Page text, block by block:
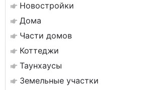
Новостройки
Дома
Части домов
Коттеджи
Таунхаусы
Земельные участки